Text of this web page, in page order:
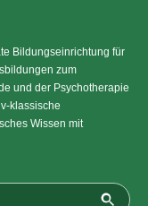
Bildungseinrichtung für
zum
und der Psychotherapie
klassische
Wissen mit